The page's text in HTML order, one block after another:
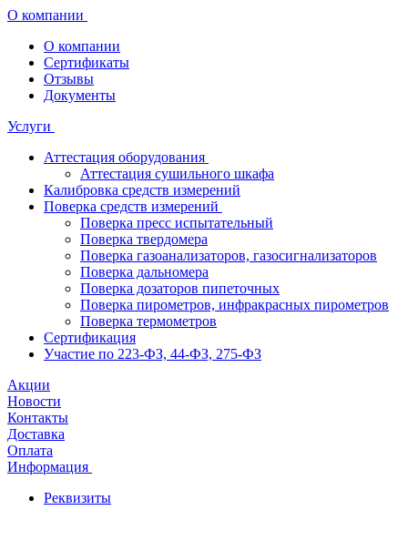
О компании
О компании
Сертификаты
Отзывы
Документы
Услуги
Аттестация оборудования
Аттестация сушильного шкафа
Калибровка средств измерений
Поверка средств измерений
Поверка пресс испытательный
Поверка твердомера
Поверка газоанализаторов, газосигнализаторов
Поверка дальномера
Поверка дозаторов пипеточных
Поверка пирометров, инфракрасных пирометров
Поверка термометров
Сертификация
Участие по 223-ФЗ, 44-ФЗ, 275-ФЗ
Акции
Новости
Контакты
Доставка
Оплата
Информация
Реквизиты